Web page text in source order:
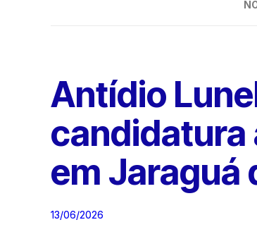
Antídio
candidatura
em Jaraguá
13/06/2026